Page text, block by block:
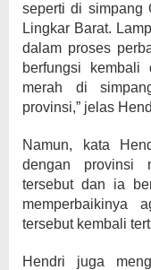
seperti di simpang
Lingkar Barat.
dalam proses
berfungsi
merah di
provinsi,” jelas
Namun, kata
dengan provinsi
tersebut dan ia
memperbaikinya
tersebut kembali
Hendri juga